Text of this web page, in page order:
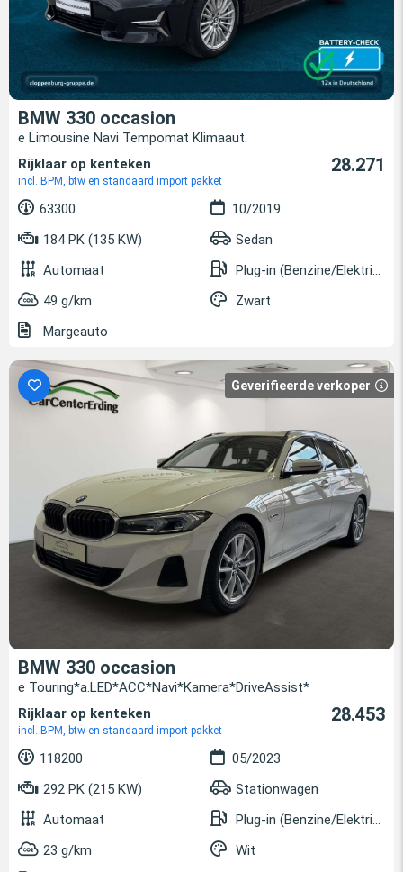
BMW 330 occasion
e Limousine Navi Tempomat Klimaaut.
Rijklaar op kenteken
incl. BPM, btw en standaard import pakket
28.271
63300
10/2019
184 PK (135 KW)
Sedan
Automaat
Plug-in (Benzine/Elektrisch)
49 g/km
Zwart
Margeauto
Geverifieerde verkoper
BMW 330 occasion
e Touring*a.LED*ACC*Navi*Kamera*DriveAssist*
Rijklaar op kenteken
incl. BPM, btw en standaard import pakket
28.453
118200
05/2023
292 PK (215 KW)
Stationwagen
Automaat
Plug-in (Benzine/Elektrisch)
23 g/km
Wit